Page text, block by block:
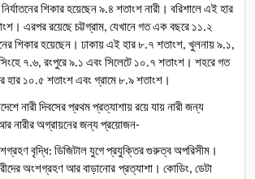
নির্যাতনেরশিকারহয়েছেন৯.৪ শতাংশনারী। বরিশালেএইহার
এরপররয়েছেচট্টগ্রাম, যেখানেগতএকবছরে ১১.২
শিকারহয়েছেন। ঢাকায়এইহার৮.৭ শতাংশ, খুলনায়৯.১
৭.৬, রংপুরে৯.১ এবং সিলেটে ১০.৭ শতাংশ। শহরেগত
হার ১০.৫ শতাংশএবং গ্রামে৮.৯শতাংশ।
নারীদিবসেরপ্রথমপ্রত্যাশায়রয়েযায়নারীজন্য
নারীরঅগ্রায়নেরজন্যপ্রয়োজন-
বৃদ্ধি: ডিজিটালযুগেপ্রযুক্তিরগুরুত্বঅপরিসীম।
অংশগ্রহণআরবাড়ানোর প্রত্যাশা। কোডিং, ডেটা